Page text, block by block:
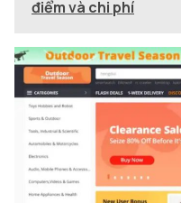
điểm và chi phí